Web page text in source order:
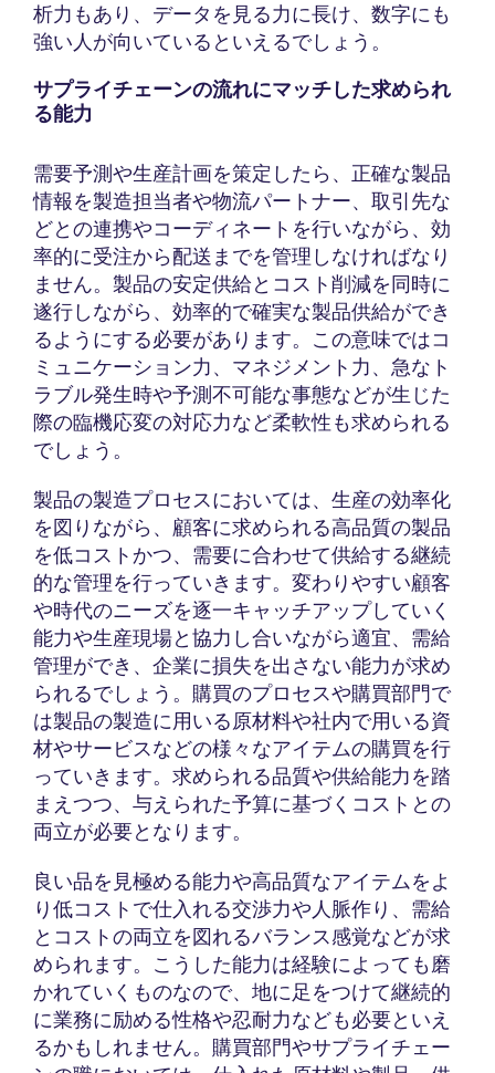
析力もあり、データを見る力に長け、数字にも
強い人が向いているといえるでしょう。
サプライチェーンの流れにマッチした求められ
る能力
需要予測や生産計画を策定したら、正確な製品
情報を製造担当者や物流パートナー、取引先な
どとの連携やコーディネートを行いながら、効
率的に受注から配送までを管理しなければなり
ません。製品の安定供給とコスト削減を同時に
遂行しながら、効率的で確実な製品供給ができ
るようにする必要があります。この意味ではコ
ミュニケーション力、マネジメント力、急なト
ラブル発生時や予測不可能な事態などが生じた
際の臨機応変の対応力など柔軟性も求められる
でしょう。
製品の製造プロセスにおいては、生産の効率化
を図りながら、顧客に求められる高品質の製品
を低コストかつ、需要に合わせて供給する継続
的な管理を行っていきます。変わりやすい顧客
や時代のニーズを逐一キャッチアップしていく
能力や生産現場と協力し合いながら適宜、需給
管理ができ、企業に損失を出さない能力が求め
られるでしょう。購買のプロセスや購買部門で
は製品の製造に用いる原材料や社内で用いる資
材やサービスなどの様々なアイテムの購買を行
っていきます。求められる品質や供給能力を踏
まえつつ、与えられた予算に基づくコストとの
両立が必要となります。
良い品を見極める能力や高品質なアイテムをよ
り低コストで仕入れる交渉力や人脈作り、需給
とコストの両立を図れるバランス感覚などが求
められます。こうした能力は経験によっても磨
かれていくものなので、地に足をつけて継続的
に業務に励める性格や忍耐力なども必要といえ
るかもしれません。購買部門やサプライチェー